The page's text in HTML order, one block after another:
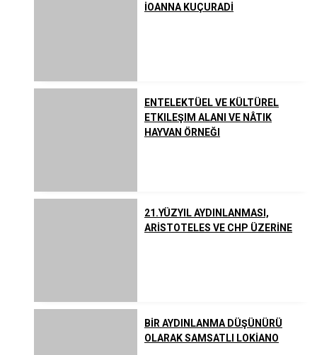
Hristiyanlık
Uzakdoğu Dinleri
İOANNA KUÇURADİ
ENTELEKTÜEL VE KÜLTÜREL
ETKILEŞIM ALANI VE NÂTIK
HAYVAN ÖRNEĞI
21.YÜZYIL AYDINLANMASI,
ARİSTOTELES VE CHP ÜZERİNE
BİR AYDINLANMA DÜŞÜNÜRÜ
OLARAK SAMSATLI LOKİANO